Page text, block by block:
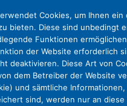
Cookies, um Ihnen ein
bieten. Diese sind unbedingt
Funktionen
der Website erforderlich
deaktivieren. Diese Art von
dem Betreiber der Website
und sämtliche
sind, werden nur an diese